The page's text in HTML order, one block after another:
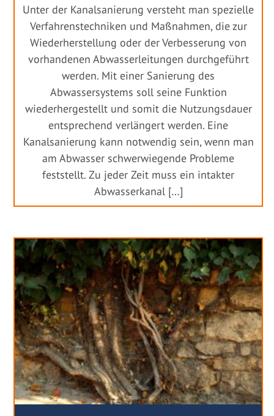
Unter der Kanalsanierung versteht man spezielle
Verfahrenstechniken und Maßnahmen, die zur
Wiederherstellung oder der Verbesserung von
vorhandenen Abwasserleitungen durchgeführt
werden. Mit einer Sanierung des
Abwassersystems soll seine Funktion
wiederhergestellt und somit die Nutzungsdauer
entsprechend verlängert werden. Eine
Kanalsanierung kann notwendig sein, wenn man
am Abwasser schwerwiegende Probleme
feststellt. Zu jeder Zeit muss ein intakter
Abwasserkanal […]